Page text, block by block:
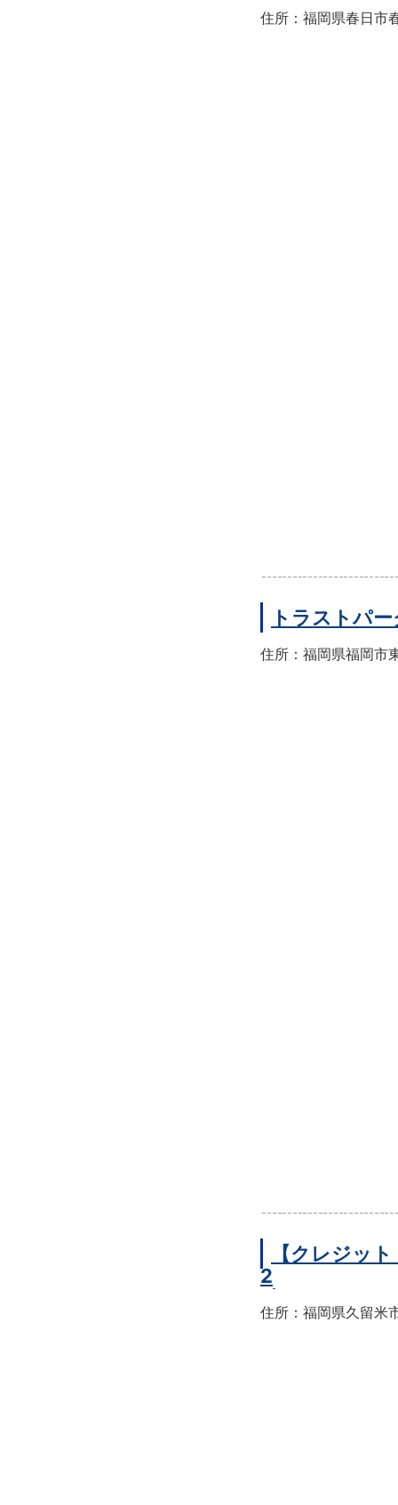
住所：福岡県春日市
トラストパ
住所：福岡県福岡市
【クレジッ
2
住所：福岡県久留米